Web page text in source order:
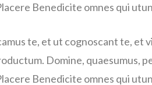
Benedicite omnes qui
te, et ut cognoscant te, et
Domine, quaesumus,
Benedicite omnes qui